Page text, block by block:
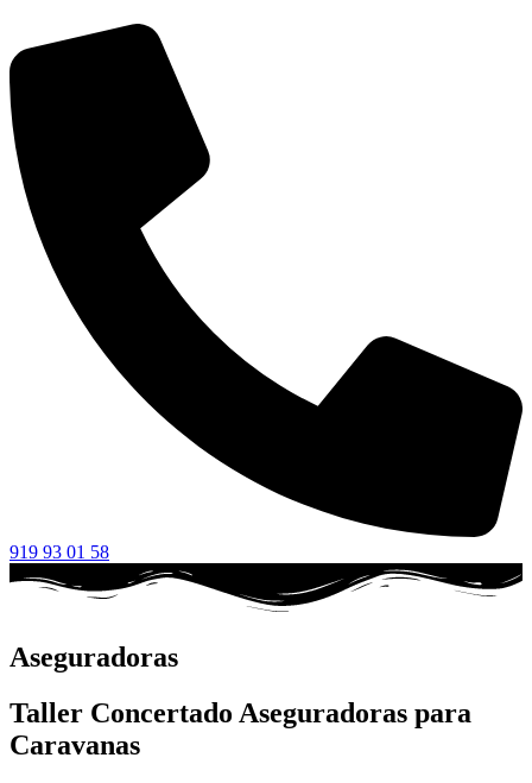
919 93 01 58
Aseguradoras
Taller Concertado Aseguradoras para
Caravanas